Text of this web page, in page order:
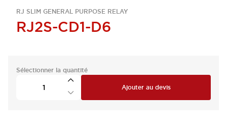
RJ SLIM GENERAL PURPOSE RELAY
RJ2S-CD1-D6
Sélectionner la quantité
Ajouter au devis